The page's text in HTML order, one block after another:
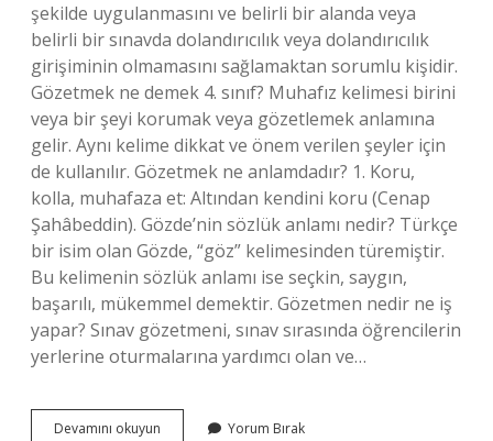
şekilde uygulanmasını ve belirli bir alanda veya
belirli bir sınavda dolandırıcılık veya dolandırıcılık
girişiminin olmamasını sağlamaktan sorumlu kişidir.
Gözetmek ne demek 4. sınıf? Muhafız kelimesi birini
veya bir şeyi korumak veya gözetlemek anlamına
gelir. Aynı kelime dikkat ve önem verilen şeyler için
de kullanılır. Gözetmek ne anlamdadır? 1. Koru,
kolla, muhafaza et: Altından kendini koru (Cenap
Şahâbeddin). Gözde’nin sözlük anlamı nedir? Türkçe
bir isim olan Gözde, “göz” kelimesinden türemiştir.
Bu kelimenin sözlük anlamı ise seçkin, saygın,
başarılı, mükemmel demektir. Gözetmen nedir ne iş
yapar? Sınav gözetmeni, sınav sırasında öğrencilerin
yerlerine oturmalarına yardımcı olan ve…
Devamını okuyun GözetmeninYorum Bırak